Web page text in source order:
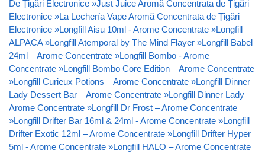
De Țigări Electronice »Just Juice Aromă Concentrata de Țigări
Electronice »La Lechería Vape Aromă Concentrata de Țigări
Electronice »Longfill Aisu 10ml - Arome Concentrate »Longfill
ALPACA »Longfill Atemporal by The Mind Flayer »Longfill Babel
24ml – Arome Concentrate »Longfill Bombo - Arome
Concentrate »Longfill Bombo Core Edition – Arome Concentrate
»Longfill Curieux Potions – Arome Concentrate »Longfill Dinner
Lady Dessert Bar – Arome Concentrate »Longfill Dinner Lady –
Arome Concentrate »Longfill Dr Frost – Arome Concentrate
»Longfill Drifter Bar 16ml & 24ml - Arome Concentrate »Longfill
Drifter Exotic 12ml – Arome Concentrate »Longfill Drifter Hyper
5ml - Arome Concentrate »Longfill HALO – Arome Concentrate